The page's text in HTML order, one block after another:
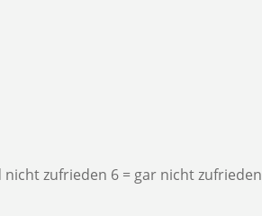
zufrieden 6 = gar nicht zufrieden